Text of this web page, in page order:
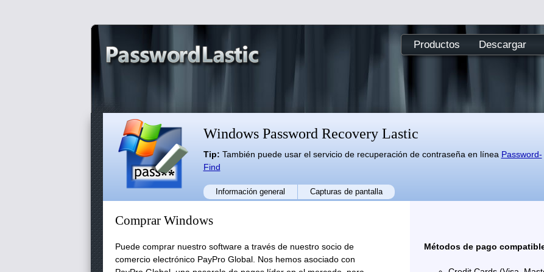
Productos Descargar
Windows Password Recovery Lastic
Tip: También puede usar el servicio de recuperación de contraseña en línea Password-
Find
Información general Capturas de pantalla
Comprar Windows
Puede comprar nuestro software a través de nuestro socio de
comercio electrónico PayPro Global. Nos hemos asociado con
Métodos de pago